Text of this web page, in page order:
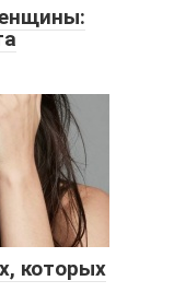
которых